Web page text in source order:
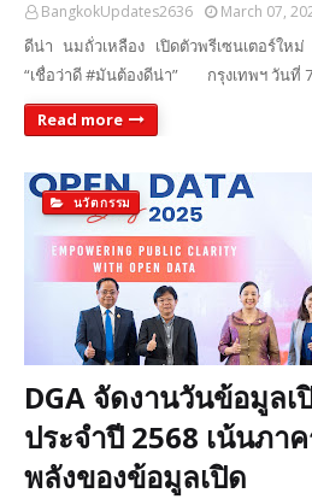
BangkokUpdates2636 March 07,
ดีน่า นมถั่วเหลือง เปิดตัวพรีเซนเตอร์ให
“เชื่อว่าดี #มันต้องดีน่า” กรุงเทพฯ วันที่
Read more
นวัตกรรม
DGA จัดงานวันข้อมูล
ประจำปี 2568 เน้นภา
พลังของข้อมูลเปิด